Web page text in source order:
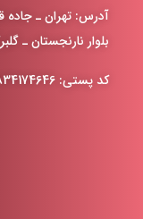
آدرس: تهران ـ
بلوار نارنجستان ـ گلبرگ 2 ـ
کد پستی: 1834174646